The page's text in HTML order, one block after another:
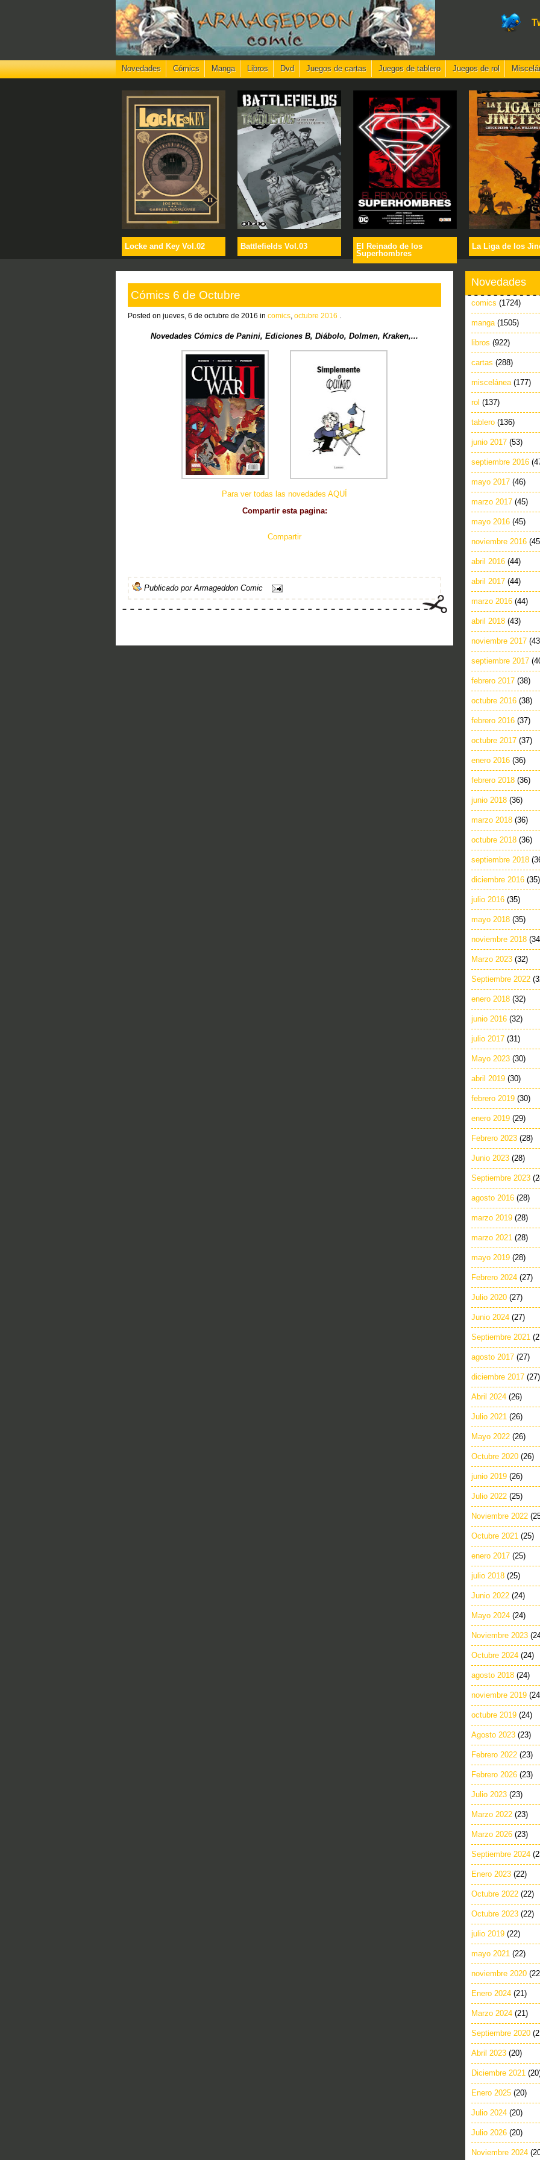
Novedades Cómics Manga Libros Dvd Juegos de cartas Juegos de tablero Juegos de rol
Locke and Key Vol.02 Battlefields Vol.03
El Reinado de los
Superhombres
La Liga de los
Cómics 6 de Octubre
Posted on jueves, 6 de octubre de 2016 in comics octubre 2016
Novedades Cómics de Panini, Ediciones B, Diábolo, Dolmen, Kraken,...
Para ver todas las novedades AQUÍ
Compartir esta pagina:
Compartir
Publicado porArmageddon Comic
Novedades
comics (1724)
manga (1505)
libros (922)
cartas (288)
miscelánea (177)
rol (137)
tablero (136)
junio 2017 (53)
septiembre 2016
mayo 2017 (46)
marzo 2017 (45)
mayo 2016 (45)
noviembre 2016
abril 2016 (44)
abril 2017 (44)
marzo 2016 (44)
abril 2018 (43)
noviembre 2017
septiembre 2017
febrero 2017 (38)
octubre 2016 (38)
febrero 2016 (37)
octubre 2017 (37)
enero 2016 (36)
febrero 2018 (36)
junio 2018 (36)
marzo 2018 (36)
octubre 2018 (36)
septiembre 2018
diciembre 2016 (35)
julio 2016 (35)
mayo 2018 (35)
noviembre 2018
Marzo 2023 (32)
Septiembre 2022
enero 2018 (32)
junio 2016 (32)
julio 2017 (31)
Mayo 2023 (30)
abril 2019 (30)
febrero 2019 (30)
enero 2019 (29)
Febrero 2023 (28)
Junio 2023 (28)
Septiembre 2023
agosto 2016 (28)
marzo 2019 (28)
marzo 2021 (28)
mayo 2019 (28)
Febrero 2024 (27)
Julio 2020 (27)
Junio 2024 (27)
Septiembre 2021
agosto 2017 (27)
diciembre 2017 (27)
Abril 2024 (26)
Julio 2021 (26)
Mayo 2022 (26)
Octubre 2020 (26)
junio 2019 (26)
Julio 2022 (25)
Noviembre 2022
Octubre 2021 (25)
enero 2017 (25)
julio 2018 (25)
Junio 2022 (24)
Mayo 2024 (24)
Noviembre 2023
Octubre 2024 (24)
agosto 2018 (24)
noviembre 2019
octubre 2019 (24)
Agosto 2023 (23)
Febrero 2022 (23)
Febrero 2026 (23)
Julio 2023 (23)
Marzo 2022 (23)
Marzo 2026 (23)
Septiembre 2024
Enero 2023 (22)
Octubre 2022 (22)
Octubre 2023 (22)
julio 2019 (22)
mayo 2021 (22)
noviembre 2020
Enero 2024 (21)
Marzo 2024 (21)
Septiembre 2020
Abril 2023 (20)
Diciembre 2021
Enero 2025 (20)
Julio 2024 (20)
Julio 2026 (20)
Noviembre 2024